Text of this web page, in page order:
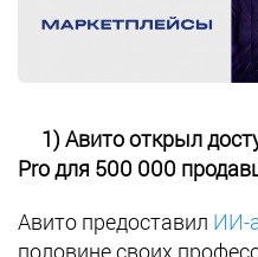
1) Авито открыл
Pro для 500 000
Авито предоставил ИИ-
половине своих